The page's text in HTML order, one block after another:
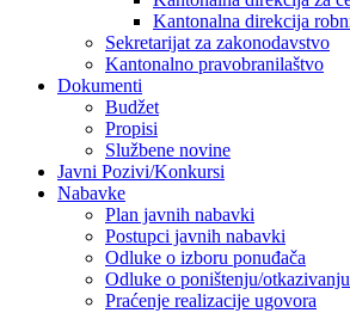
Kantonalna direkcija
Sekretarijat za zakonodavstvo
Kantonalno pravobranilaštvo
Dokumenti
Budžet
Propisi
Službene novine
Javni Pozivi/Konkursi
Nabavke
Plan javnih nabavki
Postupci javnih nabavki
Odluke o izboru ponuđača
Odluke o poništenju/
Praćenje realizacije ugovora